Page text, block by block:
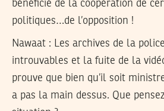
bénéficié de la coopération de
politiques…de l’opposition !
Nawaat : Les archives de la
introuvables et la fuite de la
prouve que bien qu’il soit
a pas la main dessus. Que